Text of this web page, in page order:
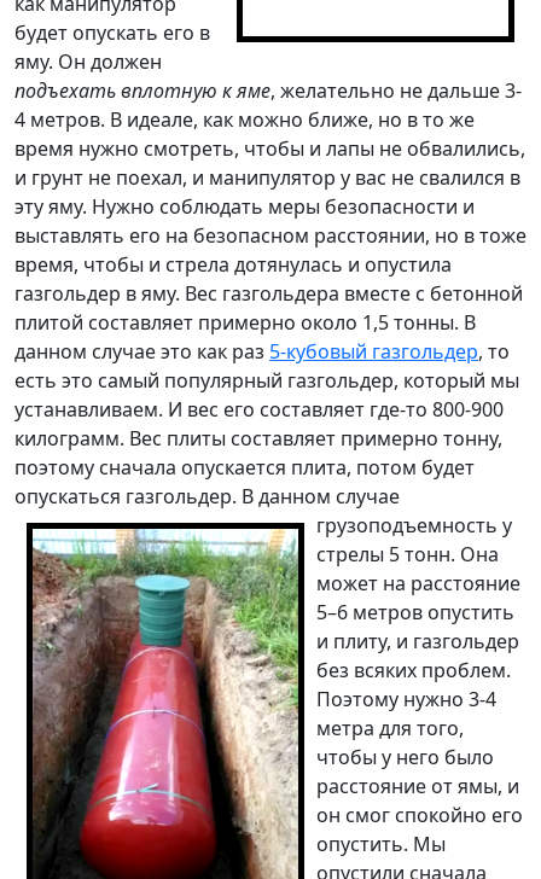
будет опускать его в
яму. Он должен
подъехать вплотную к яме, желательно не дальше 3-
4 метров. В идеале, как можно ближе, но в то же
время нужно смотреть, чтобы и лапы не обвалились,
и грунт не поехал, и манипулятор у вас не свалился в
эту яму. Нужно соблюдать меры безопасности и
выставлять его на безопасном расстоянии, но в тоже
время, чтобы и стрела дотянулась и опустила
газгольдер в яму. Вес газгольдера вместе с бетонной
плитой составляет примерно около 1,5 тонны. В
данном случае это как раз 5-кубовый газгольдер, то
есть это самый популярный газгольдер, который мы
устанавливаем. И вес его составляет где-то 800-900
килограмм. Вес плиты составляет примерно тонну,
поэтому сначала опускается плита, потом будет
опускаться газгольдер. В данном случае
грузоподъемность у
стрелы 5 тонн. Она
может на расстояние
5–6 метров опустить
и плиту, и газгольдер
без всяких проблем.
Поэтому нужно 3-4
метра для того,
чтобы у него было
расстояние от ямы, и
он смог спокойно его
опустить. Мы
опустили сначала